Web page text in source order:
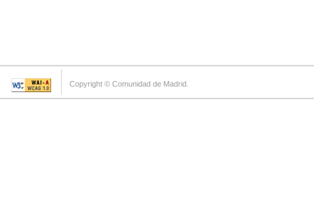
Copyright © Comunidad de Madrid.